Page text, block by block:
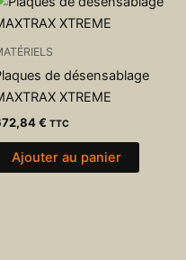
de désensablage
XTREME
€ TTC
Ajouter au panier